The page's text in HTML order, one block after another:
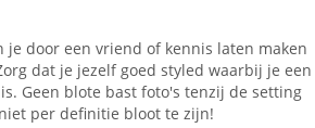
je door een vriend of kennis laten maken
dat je jezelf goed styled waarbij je een
Geen blote bast foto's tenzij de setting
per definitie bloot te zijn!